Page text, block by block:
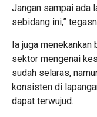
Jangan sampai ada
sebidang ini,”
Ia juga
sektor mengenai
sudah selaras,
konsisten di
dapat terwujud.